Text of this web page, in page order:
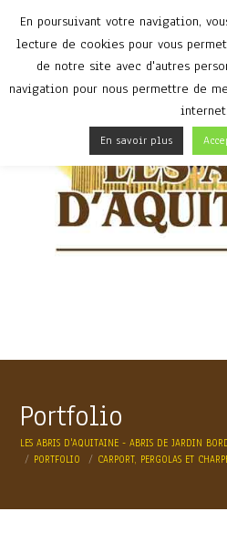
Portfolio
LES ABRIS D'AQUITAINE - ABRIS DE JARDIN
PORTFOLIO
CARPORT, PERGOLAS ET
En poursuivant votre navigation,
lecture de cookies pour vous
de notre site avec d'autres
navigation pour nous permettre de
internet.
En savoir plus